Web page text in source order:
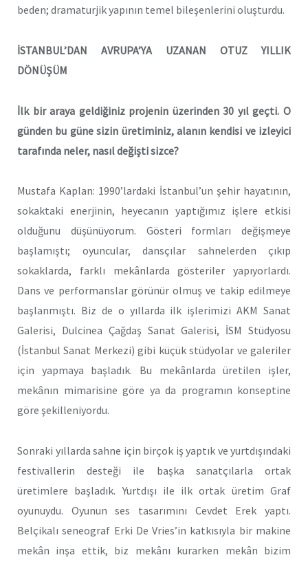
beden; dramaturjik yapının temel bileşenlerini oluşturdu.
İSTANBUL’DAN AVRUPA’YA UZANAN OTUZ YILLIK
DÖNÜŞÜM
İlk bir araya geldiğiniz projenin üzerinden 30 yıl geçti. O
günden bu güne sizin üretiminiz, alanın kendisi ve izleyici
tarafında neler, nasıl değişti sizce?
Mustafa Kaplan: 1990’lardaki İstanbul’un şehir hayatının,
sokaktaki enerjinin, heyecanın yaptığımız işlere etkisi
olduğunu düşünüyorum. Gösteri formları değişmeye
başlamıştı; oyuncular, dansçılar sahnelerden çıkıp
sokaklarda, farklı mekânlarda gösteriler yapıyorlardı.
Dans ve performanslar görünür olmuş ve takip edilmeye
başlanmıştı. Biz de o yıllarda ilk işlerimizi AKM Sanat
Galerisi, Dulcinea Çağdaş Sanat Galerisi, İSM Stüdyosu
(İstanbul Sanat Merkezi) gibi küçük stüdyolar ve galeriler
için yapmaya başladık. Bu mekânlarda üretilen işler,
mekânın mimarisine göre ya da programın konseptine
göre şekilleniyordu.
Sonraki yıllarda sahne için birçok iş yaptık ve yurtdışındaki
festivallerin desteği ile başka sanatçılarla ortak
üretimlere başladık. Yurtdışı ile ilk ortak üretim Graf
oyunuydu. Oyunun ses tasarımını Cevdet Erek yaptı.
Belçikalı seneograf Erki De Vries’in katkısıyla bir makine
mekân inşa ettik, biz mekânı kurarken mekân bizim